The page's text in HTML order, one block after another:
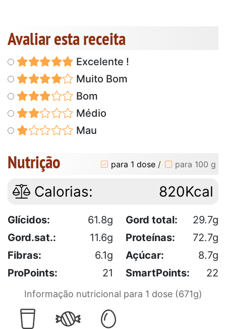
Avaliar esta receita
Excelente !
Muito Bom
Bom
Médio
Mau
Nutrição para 1 dose / para 100 g
Calorias: 820Kcal
Glícidos: 61.8g Gord total:
29.7g
Gord.sat.:
11.6g Proteínas:
72.7g
Fibras:
6.1g Açúcar:
8.7g
ProPoints:
21 SmartPoints: 22
Informação nutricional para 1 dose (671g)